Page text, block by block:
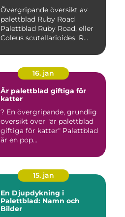
Övergripande översikt av
palettblad Ruby Road
Palettblad Ruby Road, eller
Coleus scutellarioides 'R...
16. jan
Är palettblad giftiga för
katter
? En övergripande, grundlig
översikt över "är palettblad
giftiga för katter" Palettblad
är en pop...
15. jan
En Djupdykning i
Palettblad: Namn och
Bilder